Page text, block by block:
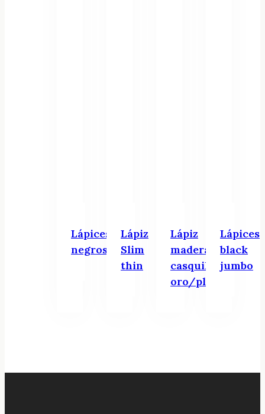
Lápices
negros
Lápiz
Slim
thin
Lápiz
madera
casquillo
oro/plata
Lápices
black
jumbo